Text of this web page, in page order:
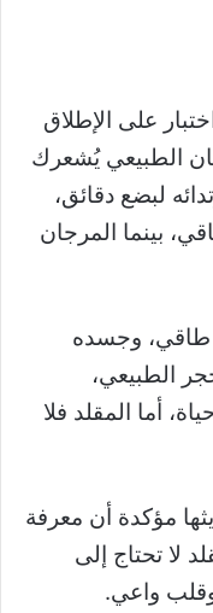
على الإطلاق
الطبيعي يُشعرك
لبضع دقائق،
بينما المرجان
طاقي، وجسده
الطبيعي،
أما المقلد فلا
مؤكدة أن معرفة
لا تحتاج إلى
واعي.